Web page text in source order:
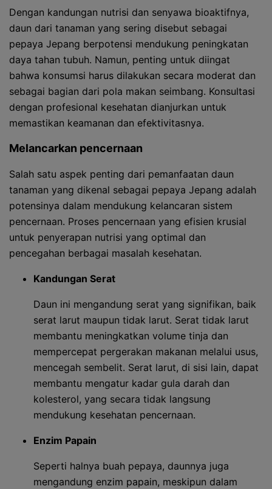
Dengan kandungan nutrisi dan senyawa bioaktifnya,
daun dari tanaman yang sering disebut sebagai
pepaya Jepang berpotensi mendukung peningkatan
daya tahan tubuh. Namun, penting untuk diingat
bahwa konsumsi harus dilakukan secara moderat dan
sebagai bagian dari pola makan seimbang. Konsultasi
dengan profesional kesehatan dianjurkan untuk
memastikan keamanan dan efektivitasnya.
Melancarkan pencernaan
Salah satu aspek penting dari pemanfaatan daun
tanaman yang dikenal sebagai pepaya Jepang adalah
potensinya dalam mendukung kelancaran sistem
pencernaan. Proses pencernaan yang efisien krusial
untuk penyerapan nutrisi yang optimal dan
pencegahan berbagai masalah kesehatan.
Kandungan Serat
Daun ini mengandung serat yang signifikan, baik
serat larut maupun tidak larut. Serat tidak larut
membantu meningkatkan volume tinja dan
mempercepat pergerakan makanan melalui usus,
mencegah sembelit. Serat larut, di sisi lain, dapat
membantu mengatur kadar gula darah dan
kolesterol, yang secara tidak langsung
mendukung kesehatan pencernaan.
Enzim Papain
Seperti halnya buah pepaya, daunnya juga
mengandung enzim papain, meskipun dalam